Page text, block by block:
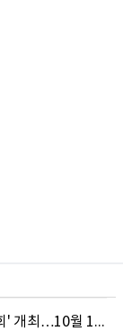
동국대 미당연구소, '제3회 미당시 손글씨 대회' 개최…10월 12일까지 접수